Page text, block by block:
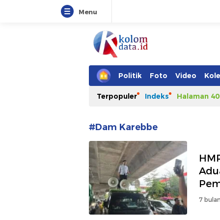
Menu
Kolomdata.id
Politik Foto Video
Terpopuler Indeks Halaman
#Dam Karebbe
7